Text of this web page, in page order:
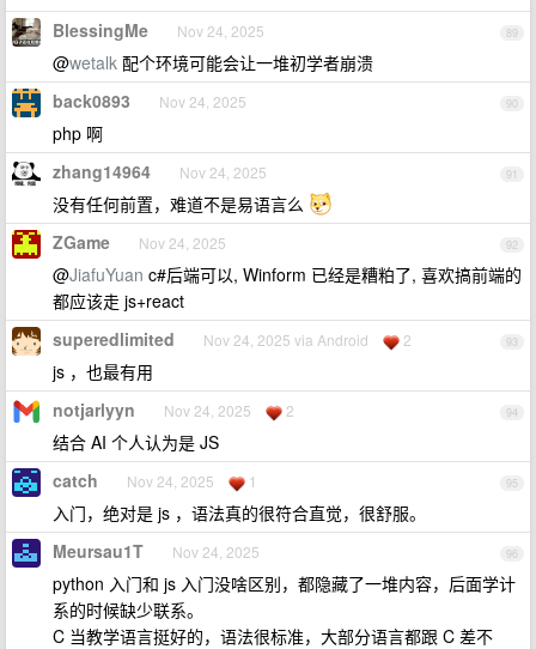
89
BlessingMe Nov 24, 2025
@wetalk 配个环境可能会让一堆初学者崩溃
90
back0893 Nov 24, 2025
php 啊
91
zhang14964 Nov 24, 2025
没有任何前置，难道不是易语言么
92
ZGame Nov 24, 2025
@JiafuYuan c#后端可以, Winform 已经是糟粕了, 喜欢搞前端的
都应该走 js+react
93
superedlimited Nov 24, 2025 via Android 2
js ，也最有用
94
notjarlyyn Nov 24, 2025 2
结合 AI 个人认为是 JS
95
catch Nov 24, 2025 1
入门，绝对是 js ，语法真的很符合直觉，很舒服。
96
Meursau1T Nov 24, 2025
python 入门和 js 入门没啥区别，都隐藏了一堆内容，后面学计
系的时候缺少联系。
C 当教学语言挺好的，语法很标准，大部分语言都跟 C 差不